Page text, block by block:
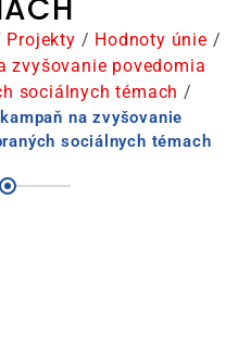
Projekty / Hodnoty únie /
zvyšovanie povedomia
sociálnych témach /
na zvyšovanie
sociálnych témach